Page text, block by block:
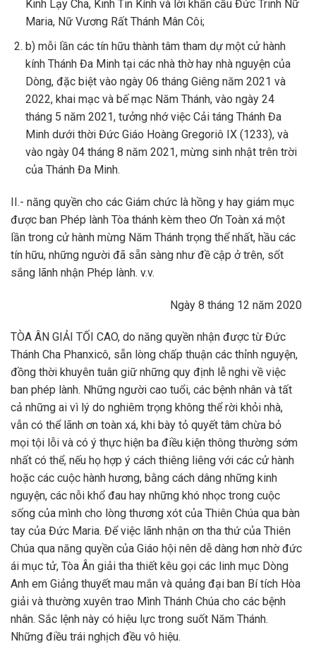
Kinh Lạy Cha, Kinh Tin Kính và lời khẩn cầu Đức Trinh Nữ
Maria, Nữ Vương Rất Thánh Mân Côi;
b) mỗi lần các tín hữu thành tâm tham dự một cử hành
kính Thánh Đa Minh tại các nhà thờ hay nhà nguyện của
Dòng, đặc biệt vào ngày 06 tháng Giêng năm 2021 và
2022, khai mạc và bế mạc Năm Thánh, vào ngày 24
tháng 5 năm 2021, tưởng nhớ việc Cải táng Thánh Đa
Minh dưới thời Đức Giáo Hoàng Gregoriô IX (1233), và
vào ngày 04 tháng 8 năm 2021, mừng sinh nhật trên trời
của Thánh Đa Minh.
II.- năng quyền cho các Giám chức là hồng y hay giám mục
được ban Phép lành Tòa thánh kèm theo Ơn Toàn xá một
lần trong cử hành mừng Năm Thánh trọng thể nhất, hầu các
tín hữu, những người đã sẵn sàng như đề cập ở trên, sốt
sắng lãnh nhận Phép lành. v.v.
Ngày 8 tháng 12 năm 2020
TÒA ÂN GIẢI TỐI CAO, do năng quyền nhận được từ Đức
Thánh Cha Phanxicô, sẵn lòng chấp thuận các thỉnh nguyện,
đồng thời khuyên tuân giữ những quy định lễ nghi về việc
ban phép lành. Những người cao tuổi, các bệnh nhân và tất
cả những ai vì lý do nghiêm trọng không thể rời khỏi nhà,
vẫn có thể lãnh ơn toàn xá, khi bày tỏ quyết tâm chừa bỏ
mọi tội lỗi và có ý thực hiện ba điều kiện thông thường sớm
nhất có thể, nếu họ hợp ý cách thiêng liêng với các cử hành
hoặc các cuộc hành hương, bằng cách dâng những kinh
nguyện, các nỗi khổ đau hay những khó nhọc trong cuộc
sống của mình cho lòng thương xót của Thiên Chúa qua bàn
tay của Đức Maria. Để việc lãnh nhận ơn tha thứ của Thiên
Chúa qua năng quyền của Giáo hội nên dễ dàng hơn nhờ đức
ái mục tử, Tòa Ân giải tha thiết kêu gọi các linh mục Dòng
Anh em Giảng thuyết mau mắn và quảng đại ban Bí tích Hòa
giải và thường xuyên trao Mình Thánh Chúa cho các bệnh
nhân. Sắc lệnh này có hiệu lực trong suốt Năm Thánh.
Những điều trái nghịch đều vô hiệu.